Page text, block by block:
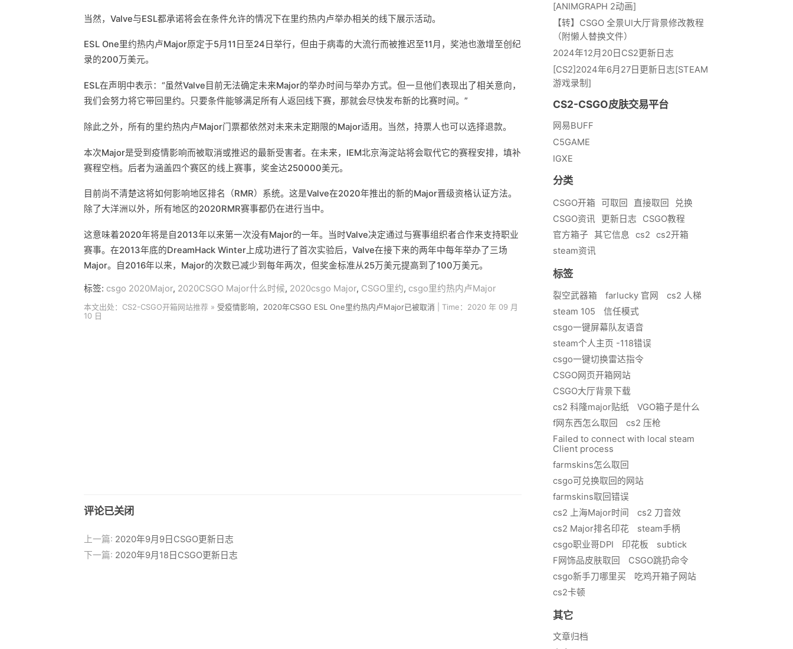
当然，Valve与ESL都承诺将会在条件允许的情况下在里约热内卢举办相关的线下展示活动。
ESL One里约热内卢Major原定于5月11日至24日举行，但由于病毒的大流行而被推迟至11月，奖池也激增至创纪
录的200万美元。
ESL在声明中表示：“虽然Valve目前无法确定未来Major的举办时间与举办方式。但一旦他们表现出了相关意向，
我们会努力将它带回里约。只要条件能够满足所有人返回线下赛，那就会尽快发布新的比赛时间。”
除此之外，所有的里约热内卢Major门票都依然对未来未定期限的Major适用。当然，持票人也可以选择退款。
本次Major是受到疫情影响而被取消或推迟的最新受害者。在未来，IEM北京海淀站将会取代它的赛程安排，填补
赛程空档。后者为涵盖四个赛区的线上赛事，奖金达250000美元。
目前尚不清楚这将如何影响地区排名（RMR）系统。这是Valve在2020年推出的新的Major晋级资格认证方法。
除了大洋洲以外，所有地区的2020RMR赛事都仍在进行当中。
这意味着2020年将是自2013年以来第一次没有Major的一年。当时Valve决定通过与赛事组织者合作来支持职业
赛事。在2013年底的DreamHack Winter上成功进行了首次实验后，Valve在接下来的两年中每年举办了三场
Major。自2016年以来，Major的次数已减少到每年两次，但奖金标准从25万美元提高到了100万美元。
标签: csgo 2020Major, 2020CSGO Major什么时候, 2020csgo Major, CSGO里约, csgo里约热内卢Major
本文出处：CS2-CSGO开箱网站推荐 » 受疫情影响，2020年CSGO ESL One里约热内卢Major已被取消 | Time：2020 年 09 月
10 日
评论已关闭
上一篇: 2020年9月9日CSGO更新日志
下一篇: 2020年9月18日CSGO更新日志
[ANIMGRAPH 2动画]
【转】CSGO 全景UI大厅背景修改教程
（附懒人替换文件）
2024年12月20日CS2更新日志
[CS2]2024年6月27日更新日志[STEAM
游戏录制]
CS2-CSGO皮肤交易平台
网易BUFF
C5GAME
IGXE
分类
CSGO开箱 可取回 直接取回
兑换
CSGO资讯
更新日志
CSGO教程
官方箱子
其它信息 cs2
cs2开箱
steam资讯
标签
裂空武器箱 farlucky 官网
cs2 人梯
steam 105
信任模式
csgo一键屏幕队友语音
steam个人主页 -118错误
csgo一键切换雷达指令
CSGO网页开箱网站
CSGO大厅背景下载
cs2 科隆major贴纸
VGO箱子是什么
f网东西怎么取回
cs2 压枪
Failed to connect with local steam
Client process
farmskins怎么取回
csgo可兑换取回的网站
farmskins取回错误
cs2 上海Major时间
cs2 刀音效
cs2 Major排名印花
steam手柄
csgo职业哥DPI
印花板
subtick
F网饰品皮肤取回
CSGO跳扔命令
csgo新手刀哪里买
吃鸡开箱子网站
cs2卡顿
其它
文章归档